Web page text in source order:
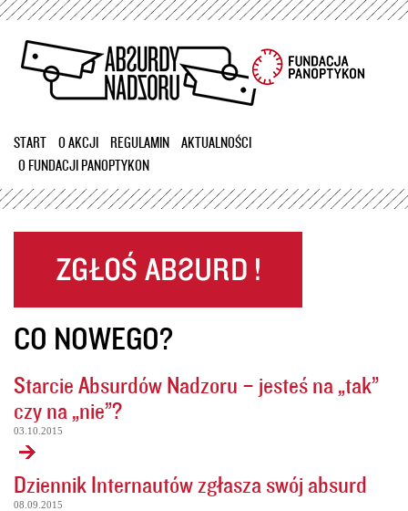
Przejdź
treści
START O AKCJI REGULAMIN
AKTUALNOŚCI
O FUNDACJI PANOPTYKON
CO NOWEGO?
Starcie Absurdów Nadzoru – jesteś na „tak”
czy na „nie”?
03.10.2015
Dziennik Internautów zgłasza swój absurd
08.09.2015